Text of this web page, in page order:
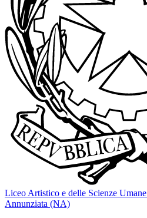
Liceo Artistico e delle Scienze Umane
Annunziata (NA)